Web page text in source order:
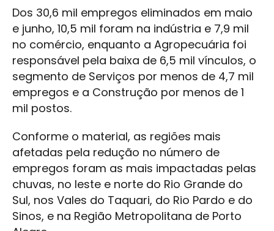
Dos 30,6 mil empregos eliminados em maio
e junho, 10,5 mil foram na indústria e 7,9 mil
no comércio, enquanto a Agropecuária foi
responsável pela baixa de 6,5 mil vínculos, o
segmento de Serviços por menos de 4,7 mil
empregos e a Construção por menos de 1
mil postos.
Conforme o material, as regiões mais
afetadas pela redução no número de
empregos foram as mais impactadas pelas
chuvas, no leste e norte do Rio Grande do
Sul, nos Vales do Taquari, do Rio Pardo e do
Sinos, e na Região Metropolitana de Porto